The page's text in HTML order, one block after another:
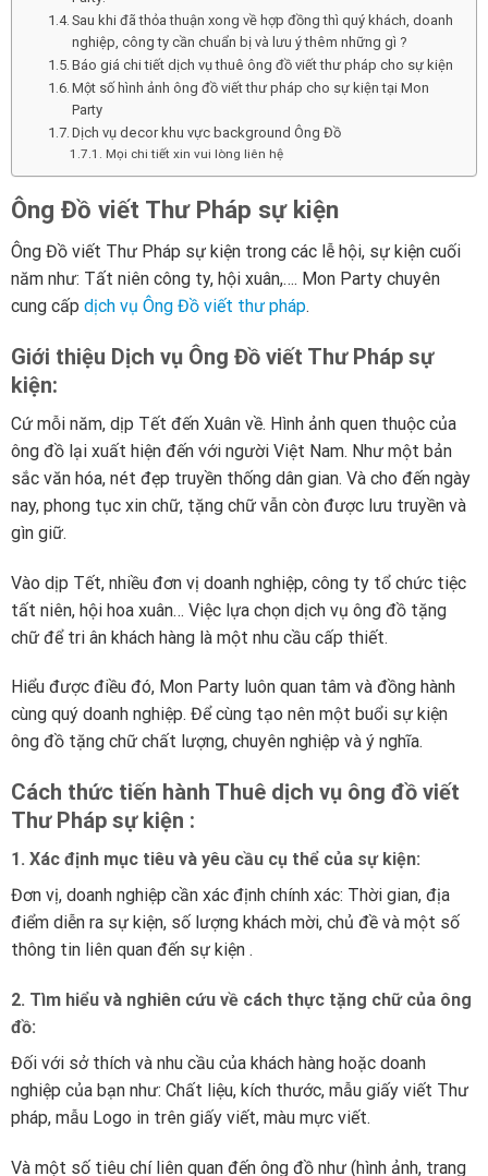
Sau khi đã thỏa thuận xong về hợp đồng thì quý khách, doanh
nghiệp, công ty cần chuẩn bị và lưu ý thêm những gì ?
Báo giá chi tiết dịch vụ thuê ông đồ viết thư pháp cho sự kiện
Một số hình ảnh ông đồ viết thư pháp cho sự kiện tại Mon
Party
Dịch vụ decor khu vực background Ông Đồ
Mọi chi tiết xin vui lòng liên hệ
Ông Đồ viết Thư Pháp sự kiện
Ông Đồ viết Thư Pháp sự kiện trong các lễ hội, sự kiện cuối
năm như: Tất niên công ty, hội xuân,…. Mon Party chuyên
cung cấp dịch vụ Ông Đồ viết thư pháp.
Giới thiệu Dịch vụ Ông Đồ viết Thư Pháp sự
kiện:
Cứ mỗi năm, dịp Tết đến Xuân về. Hình ảnh quen thuộc của
ông đồ lại xuất hiện đến với người Việt Nam. Như một bản
sắc văn hóa, nét đẹp truyền thống dân gian. Và cho đến ngày
nay, phong tục xin chữ, tặng chữ vẫn còn được lưu truyền và
gìn giữ.
Vào dịp Tết, nhiều đơn vị doanh nghiệp, công ty tổ chức tiệc
tất niên, hội hoa xuân… Việc lựa chọn dịch vụ ông đồ tặng
chữ để tri ân khách hàng là một nhu cầu cấp thiết.
Hiểu được điều đó, Mon Party luôn quan tâm và đồng hành
cùng quý doanh nghiệp. Để cùng tạo nên một buổi sự kiện
ông đồ tặng chữ chất lượng, chuyên nghiệp và ý nghĩa.
Cách thức tiến hành Thuê dịch vụ ông đồ viết
Thư Pháp sự kiện :
1. Xác định mục tiêu và yêu cầu cụ thể của sự kiện:
Đơn vị, doanh nghiệp cần xác định chính xác: Thời gian, địa
điểm diễn ra sự kiện, số lượng khách mời, chủ đề và một số
thông tin liên quan đến sự kiện .
2. Tìm hiểu và nghiên cứu về cách thực tặng chữ của ông
đồ:
Đối với sở thích và nhu cầu của khách hàng hoặc doanh
nghiệp của bạn như: Chất liệu, kích thước, mẫu giấy viết Thư
pháp, mẫu Logo in trên giấy viết, màu mực viết.
Và một số tiêu chí liên quan đến ông đồ như (hình ảnh, trang